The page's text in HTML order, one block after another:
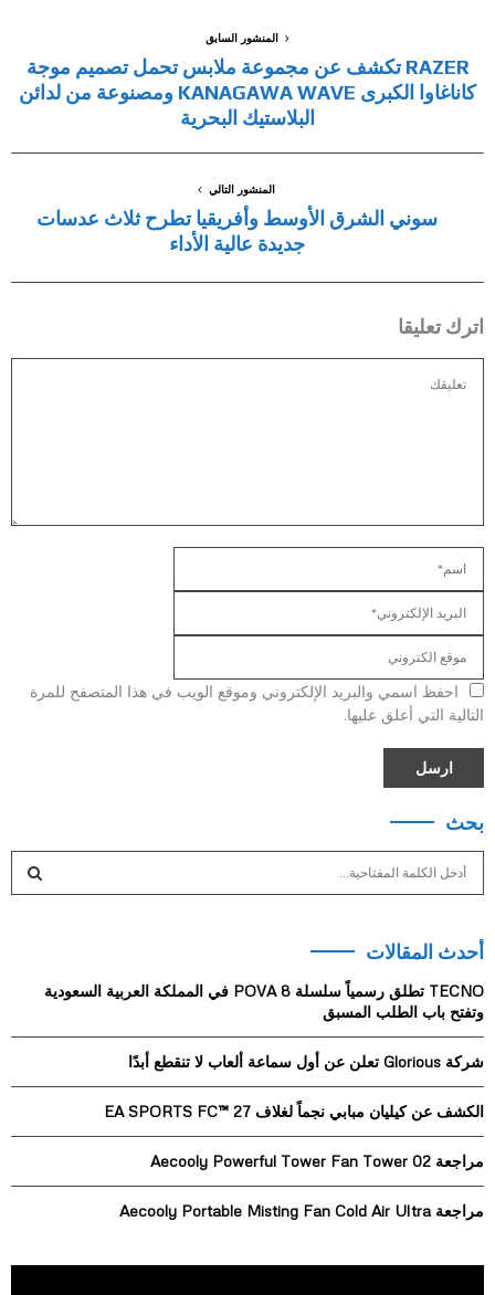
المنشور السابق
RAZER تكشف عن مجموعة ملابس تحمل تصميم موجة
كاناغاوا الكبرى KANAGAWA WAVE ومصنوعة من لدائن
البلاستيك البحرية
المنشور التالي
سوني الشرق الأوسط وأفريقيا تطرح ثلاث عدسات
جديدة عالية الأداء
اترك تعليقا
احفظ اسمي والبريد الإلكتروني وموقع الويب في هذا المتصفح للمرة
التالية التي أعلق عليها.
بحث
c
f
o
:
C
H
أحدث المقالات
TECNO تطلق رسمياً سلسلة POVA 8 في المملكة العربية السعودية
وتفتح باب الطلب المسبق
شركة Glorious تعلن عن أول سماعة ألعاب لا تنقطع أبدًا
الكشف عن كيليان مبابي نجماً لغلاف EA SPORTS FC™ 27
مراجعة Aecooly Powerful Tower Fan Tower 02
مراجعة Aecooly Portable Misting Fan Cold Air Ultra